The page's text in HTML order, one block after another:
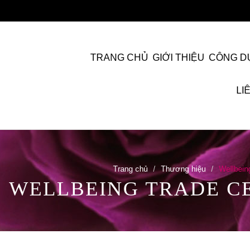
TRANG CHỦ GIỚI THIỆU CÔNG
Trang chủ Thương hiệu
WELLBEING TRADE